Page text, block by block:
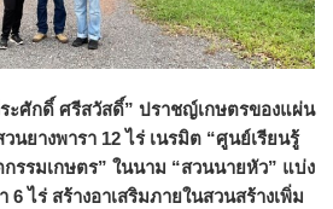
ะศักดิ์ ศรีสวัสดิ์” ปราชญ์เกษตรของแผ่น
นยางพารา 12 ไร่ เนรมิต “ศูนย์เรียนรู้
รรมเกษตร” ในนาม “สวนนายหัว” แบ่ง
6 ไร่ สร้างอาเสริมภายในสวนสร้างเพิ่ม